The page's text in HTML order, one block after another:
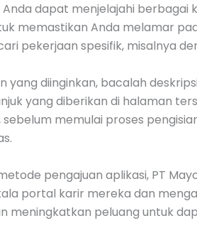
dapat menjelajahi berbagai
memastikan Anda melamar
pekerjaan spesifik, misalnya
yang diinginkan, bacalah
yang diberikan di halaman
memulai proses
pengajuan aplikasi, PT
portal karir mereka dan
meningkatkan peluang untuk